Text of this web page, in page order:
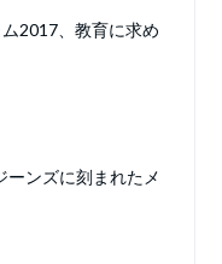
2017、教育に求め
ーンズに刻まれたメ